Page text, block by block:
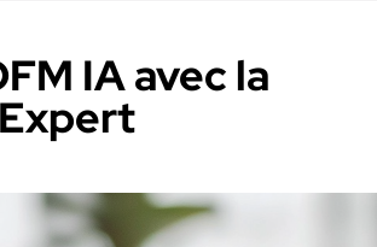
IA avec la